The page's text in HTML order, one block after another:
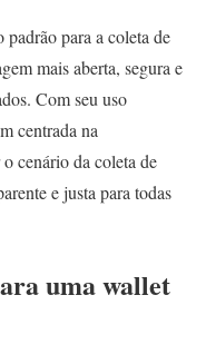
padrão para a coleta de
mais aberta, segura e
Com seu uso
centrada na
cenário da coleta de
e justa para todas
uma wallet